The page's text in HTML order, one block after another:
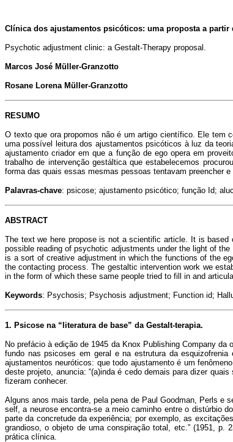
Clínica dos ajustamentos psicóticos: uma proposta a partir
Psychotic adjustment clinic: a Gestalt-Therapy proposal.
Marcos José Müller-Granzotto
Rosane Lorena Müller-Granzotto
RESUMO
O texto que ora propomos não é um artigo científico. Ele tem
uma possível leitura dos ajustamentos psicóticos à luz da
ajustamento criador em que a função de ego opera em
trabalho de intervenção gestáltica que estabelecemos
forma das quais essas mesmas pessoas tentavam preencher
Palavras-chave: psicose; ajustamento psicótico; função Id;
ABSTRACT
The text we here propose is not a scientific article. It is
possible reading of psychotic adjustments under the light of
is a sort of creative adjustment in which the functions of the
the contacting process. The gestaltic intervention work we
in the form of which these same people tried to fill in and
Keywords: Psychosis; Psychosis adjustment; Function id;
1. Psicose na “literatura de base” da Gestalt-terapia.
No prefácio à edição de 1945 da Knox Publishing Company
fundo nas psicoses em geral e na estrutura da
ajustamentos neuróticos: que todo ajustamento é um
deste projeto, anuncia: “(a)inda é cedo demais para dizer
fizeram conhecer.
Alguns anos mais tarde, pela pena de Paul Goodman, Perls e
self, a neurose encontra-se a meio caminho entre o distúrbio
parte da concretude da experiência; por exemplo, as
grandioso, o objeto de uma conspiração total, etc.” (1951,
prática clínica.